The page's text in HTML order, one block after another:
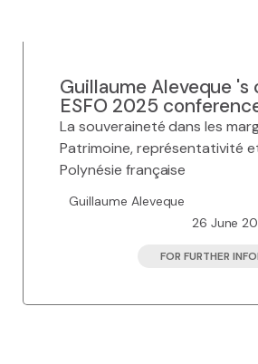
Guillaume Aleveque
ESFO 2025
La souveraineté dans les
Patrimoine, représentativité
Polynésie française
Guillaume Aleveque
26 June
FOR FURTHER